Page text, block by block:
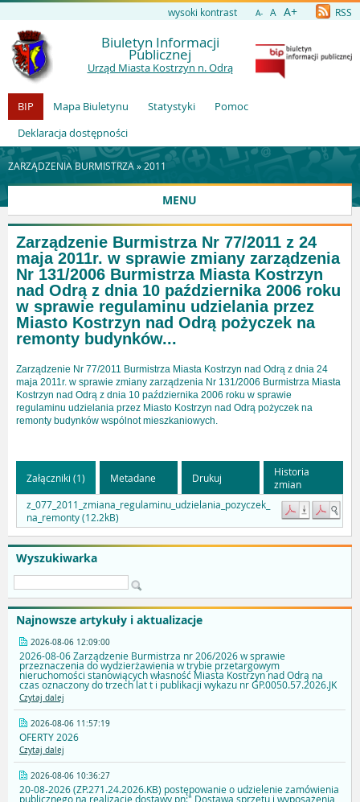
wysoki kontrast A- A A+ RSS
Biuletyn Informacji
Publicznej
Urząd Miasta Kostrzyn n. Odrą
BIP Mapa Biuletynu Statystyki
Pomoc
Deklaracja dostępności
ZARZĄDZENIA BURMISTRZA » 2011
MENU
Wyszukiwarka
Najnowsze artykuły i aktualizacje
2026-08-06 12:09:00
2026-08-06 Zarządzenie Burmistrza nr 206/2026 w sprawie
przeznaczenia do wydzierżawienia w trybie przetargowym
nieruchomości stanowiących własność Miasta Kostrzyn nad Odrą na
czas oznaczony do trzech lat t i publikacji wykazu nr GP.0050.57.2026.JK
Czytaj dalej
2026-08-06 11:57:19
OFERTY 2026
Czytaj dalej
2026-08-06 10:36:27
20-08-2026 (ZP.271.24.2026.KB) postępowanie o udzielenie zamówienia
publicznego na realizację dostawy pn:" Dostawa sprzętu i wyposażenia
Zarządzenie Burmistrza Nr 77/2011 z 24
maja 2011r. w sprawie zmiany zarządzenia
Nr 131/2006 Burmistrza Miasta Kostrzyn
nad Odrą z dnia 10 października 2006 roku
w sprawie regulaminu udzielania przez
Miasto Kostrzyn nad Odrą pożyczek na
remonty budynków...
Zarządzenie Nr 77/2011 Burmistrza Miasta Kostrzyn nad Odrą z dnia 24
maja 2011r. w sprawie zmiany zarządzenia Nr 131/2006 Burmistrza Miasta
Kostrzyn nad Odrą z dnia 10 października 2006 roku w sprawie
regulaminu udzielania przez Miasto Kostrzyn nad Odrą pożyczek na
remonty budynków wspólnot mieszkaniowych.
Załączniki (1) Metadane Drukuj
Historia
zmian
z_077_2011_zmiana_regulaminu_udzielania_pozyczek_
na_remonty (12.2kB)